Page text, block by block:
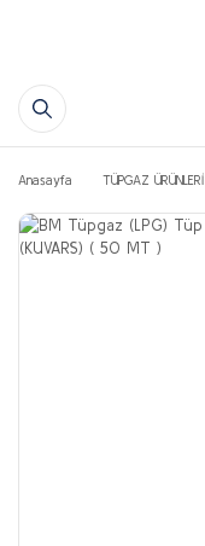
Anasayfa TÜPGAZ ÜRÜNLERİ